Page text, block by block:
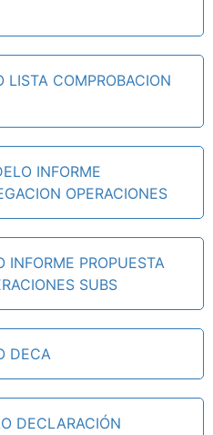
LISTA COMPROBACION
INFORME
OPERACIONES
INFORME PROPUESTA
SUBS
DECA
DECLARACIÓN